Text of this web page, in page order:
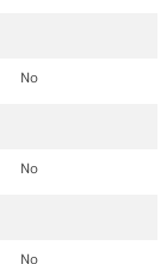
No
No